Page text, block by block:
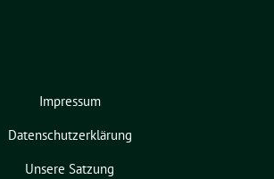
Impressum
Datenschutzerklärung
Unsere Satzung